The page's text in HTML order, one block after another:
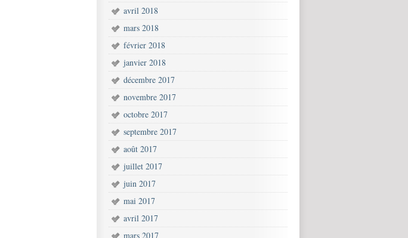
avril 2018
mars 2018
février 2018
janvier 2018
décembre 2017
novembre 2017
octobre 2017
septembre 2017
août 2017
juillet 2017
juin 2017
mai 2017
avril 2017
mars 2017